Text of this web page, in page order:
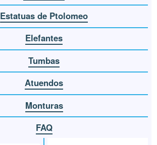
Estatuas de Ptolomeo
Elefantes
Tumbas
Atuendos
Monturas
FAQ